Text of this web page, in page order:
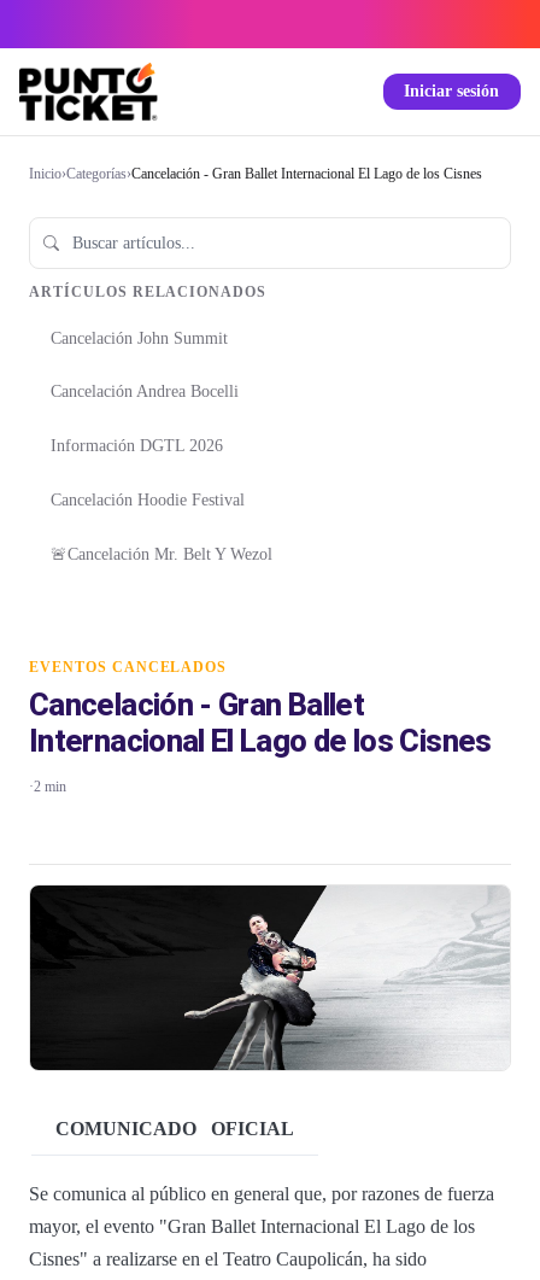
Iniciar sesión
Inicio›Categorías›Cancelación - Gran Ballet Internacional El Lago de los Cisnes
ARTÍCULOS RELACIONADOS
Cancelación John Summit
Cancelación Andrea Bocelli
Información DGTL 2026
Cancelación Hoodie Festival
🚨Cancelación Mr. Belt Y Wezol
EVENTOS CANCELADOS
Cancelación - Gran Ballet
Internacional El Lago de los Cisnes
·2 min
COMUNICADO OFICIAL
Se comunica al público en general que, por razones de fuerza
mayor, el evento "Gran Ballet Internacional El Lago de los
Cisnes" a realizarse en el Teatro Caupolicán, ha sido